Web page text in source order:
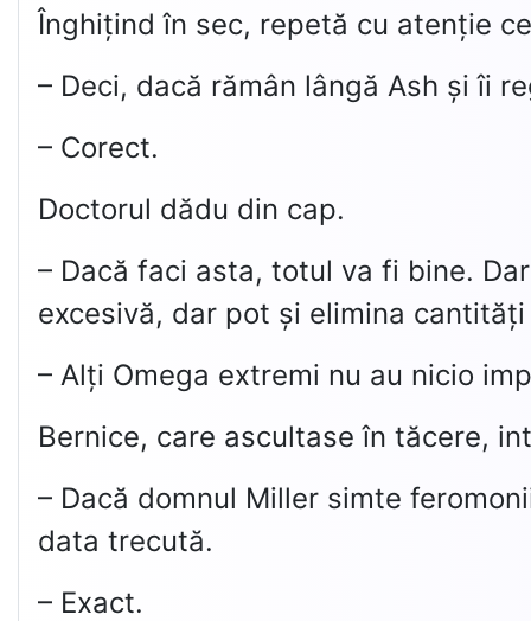
Înghițind în sec, repetă cu atenție
– Deci, dacă rămân lângă Ash și îi
– Corect.
Doctorul dădu din cap.
– Dacă faci asta, totul va fi bine.
excesivă, dar pot și elimina
– Alți Omega extremi nu au nicio
Bernice, care ascultase în tăcere,
– Dacă domnul Miller simte
data trecută.
– Exact.